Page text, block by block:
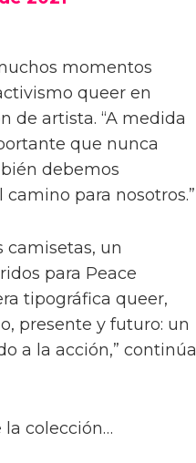
momentos
queer en
de artista. “A medida
que nunca
debemos
para nosotros.”
camisetas, un
para Peace
tipográfica queer,
presente y futuro: un
a la acción,” continúa
colección…